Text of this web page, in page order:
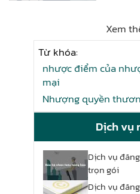
Xem
Từ khóa:
nhược điểm của
mại
Nhượng quyền
Dịch vụ
Dịch vụ
trọn gói
Dịch vụ